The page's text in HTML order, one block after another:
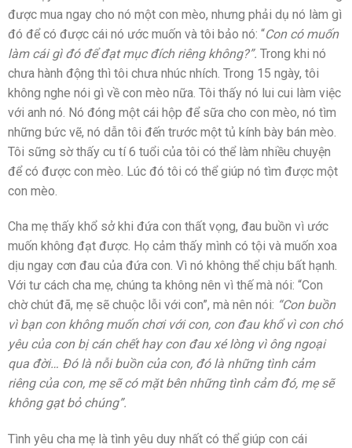
được mua ngay cho nó một con mèo, nhưng phải dụ nó làm gì
đó để có được cái nó ước muốn và tôi bảo nó: “Con có muốn
làm cái gì đó để đạt mục đích riêng không?”. Trong khi nó
chưa hành động thì tôi chưa nhúc nhích. Trong 15 ngày, tôi
không nghe nói gì về con mèo nữa. Tôi thấy nó lui cui làm việc
với anh nó. Nó đóng một cái hộp để sữa cho con mèo, nó tìm
những bức vẽ, nó dẫn tôi đến trước một tủ kính bày bán mèo.
Tôi sững sờ thấy cu tí 6 tuổi của tôi có thể làm nhiều chuyện
để có được con mèo. Lúc đó tôi có thể giúp nó tìm được một
con mèo.
Cha mẹ thấy khổ sở khi đứa con thất vọng, đau buồn vì ước
muốn không đạt được. Họ cảm thấy mình có tội và muốn xoa
dịu ngay cơn đau của đứa con. Vì nó không thể chịu bất hạnh.
Với tư cách cha mẹ, chúng ta không nên vì thế mà nói: “Con
chờ chút đã, mẹ sẽ chuộc lỗi với con”, mà nên nói: “Con buồn
vì bạn con không muốn chơi với con, con đau khổ vì con chó
yêu của con bị cán chết hay con đau xé lòng vì ông ngoại
qua đời… Đó là nỗi buồn của con, đó là những tình cảm
riêng của con, mẹ sẽ có mặt bên những tình cảm đó, mẹ sẽ
không gạt bỏ chúng”.
Tình yêu cha mẹ là tình yêu duy nhất có thể giúp con cái